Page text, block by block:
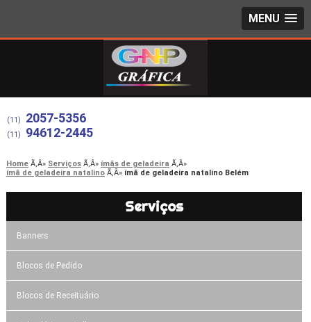
MENU
(11) 2057-5356
(11) 94612-2445
Home Serviços
ímãs de geladeira
ímã de geladeira natalino
ímã de geladeira natalino Belém
Serviços
Banners
Blocos de Pedido
Blocos de Receituário